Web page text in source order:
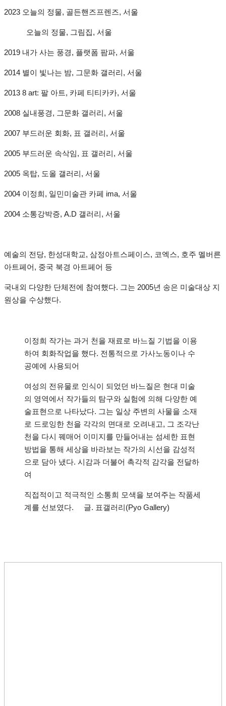
2023 오늘의 정물, 골든핸즈프렌즈, 서울
오늘의 정물, 그림집, 서울
2019 내가 사는 풍경, 플랫폼 팜파, 서울
2014 별이 빛나는 밤, 그문화 갤러리, 서울
2013 8 art: 팔 아트, 카페 티티카카, 서울
2008 실내풍경, 그문화 갤러리, 서울
2007 부드러운 회화, 표 갤러리, 서울
2005 부드러운 속삭임, 표 갤러리, 서울
2005 옥탑, 도올 갤러리, 서울
2004 이정희, 일민미술관 카페 ima, 서울
2004 소통강박증, A.D 갤러리, 서울
예술의 전당, 한성대학교, 삼정아트스페이스, 코엑스, 호주 멜버른
아트페어, 중국 북경 아트페어 등
국내외 다양한 단체전에 참여했다. 그는 2005년 송은 미술대상 지
원상을 수상했다.
이정희 작가는 과거 천을 재료로 바느질 기법을 이용
하여 회화작업을 했다. 전통적으로 가사노동이나 수
공예에 사용되어
여성의 전유물로 인식이 되었던 바느질은 현대 미술
의 영역에서 작가들의 탐구와 실험에 의해 다양한 예
술표현으로 나타났다. 그는 일상 주변의 사물을 소재
로 드로잉한 천을 각각의 면대로 오려내고, 그 조각난
천을 다시 꿰매어 이미지를 만들어내는 섬세한 표현
방법을 통해 세상을 바라보는 작가의 시선을 감성적
으로 담아 냈다. 시감과 더불어 촉각적 감각을 전달하
여
직접적이고 적극적인 소통희 모색을 보여주는 작품세
계를 선보였다. 글. 표갤러리(Pyo Gallery)